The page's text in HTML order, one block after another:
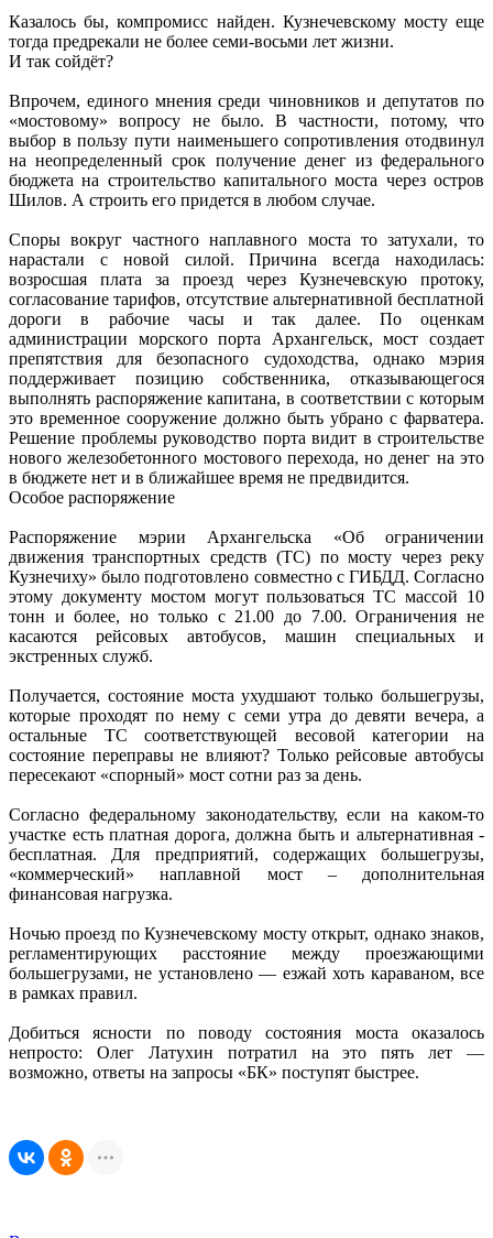
Казалось бы, компромисс найден. Кузнечевскому мосту еще
тогда предрекали не более семи-восьми лет жизни.
И так сойдёт?
Впрочем, единого мнения среди чиновников и депутатов по
«мостовому» вопросу не было. В частности, потому, что
выбор в пользу пути наименьшего сопротивления отодвинул
на неопределенный срок получение денег из федерального
бюджета на строительство капитального моста через остров
Шилов. А строить его придется в любом случае.
Споры вокруг частного наплавного моста то затухали, то
нарастали с новой силой. Причина всегда находилась:
возросшая плата за проезд через Кузнечевскую протоку,
согласование тарифов, отсутствие альтернативной бесплатной
дороги в рабочие часы и так далее. По оценкам
администрации морского порта Архангельск, мост создает
препятствия для безопасного судоходства, однако мэрия
поддерживает позицию собственника, отказывающегося
выполнять распоряжение капитана, в соответствии с которым
это временное сооружение должно быть убрано с фарватера.
Решение проблемы руководство порта видит в строительстве
нового железобетонного мостового перехода, но денег на это
в бюджете нет и в ближайшее время не предвидится.
Особое распоряжение
Распоряжение мэрии Архангельска «Об ограничении
движения транспортных средств (ТС) по мосту через реку
Кузнечиху» было подготовлено совместно с ГИБДД. Согласно
этому документу мостом могут пользоваться ТС массой 10
тонн и более, но только с 21.00 до 7.00. Ограничения не
касаются рейсовых автобусов, машин специальных и
экстренных служб.
Получается, состояние моста ухудшают только большегрузы,
которые проходят по нему с семи утра до девяти вечера, а
остальные ТС соответствующей весовой категории на
состояние переправы не влияют? Только рейсовые автобусы
пересекают «спорный» мост сотни раз за день.
Согласно федеральному законодательству, если на каком-то
участке есть платная дорога, должна быть и альтернативная -
бесплатная. Для предприятий, содержащих большегрузы,
«коммерческий» наплавной мост – дополнительная
финансовая нагрузка.
Ночью проезд по Кузнечевскому мосту открыт, однако знаков,
регламентирующих расстояние между проезжающими
большегрузами, не установлено — езжай хоть караваном, все
в рамках правил.
Добиться ясности по поводу состояния моста оказалось
непросто: Олег Латухин потратил на это пять лет —
возможно, ответы на запросы «БК» поступят быстрее.